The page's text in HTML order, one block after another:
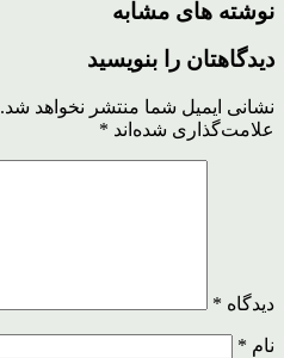
نوشته های مشابه
دیدگاهتان را بنویسید
نشانی ایمیل شما منتشر نخواهد شد.
علامت‌گذاری شده‌اند *
دیدگاه *
نام *